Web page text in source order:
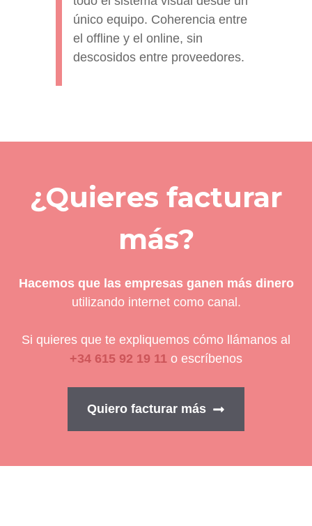
único equipo. Coherencia entre
el offline y el online, sin
descosidos entre proveedores.
¿Quieres facturar
más?
Hacemos que las empresas ganen más dinero
utilizando internet como canal.
Si quieres que te expliquemos cómo llámanos al
+34 615 92 19 11 o escríbenos
Quiero facturar más